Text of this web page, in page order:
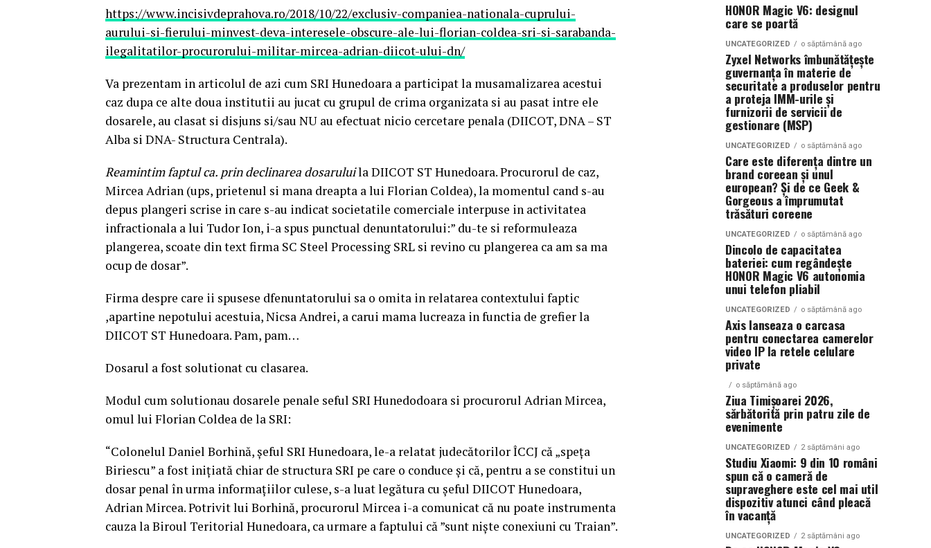
https://www.incisivdeprahova.ro/2018/10/22/exclusiv-companiea-nationala-cuprului-
aurului-si-fierului-minvest-deva-interesele-obscure-ale-lui-florian-coldea-sri-si-sarabanda-
ilegalitatilor-procurorului-militar-mircea-adrian-diicot-ului-dn/
Va prezentam in articolul de azi cum SRI Hunedoara a participat la musamalizarea acestui
caz dupa ce alte doua institutii au jucat cu grupul de crima organizata si au pasat intre ele
dosarele, au clasat si disjuns si/sau NU au efectuat nicio cercetare penala (DIICOT, DNA – ST
Alba si DNA- Structura Centrala).
Reamintim faptul ca. prin declinarea dosaruluila DIICOT ST Hunedoara. Procurorul de caz,
Mircea Adrian (ups, prietenul si mana dreapta a lui Florian Coldea), la momentul cand s-au
depus plangeri scrise in care s-au indicat societatile comerciale interpuse in activitatea
infractionala a lui Tudor Ion, i-a spus punctual denuntatorului:” du-te si reformuleaza
plangerea, scoate din text firma SC Steel Processing SRL si revino cu plangerea ca am sa ma
ocup de dosar”.
Firma despre care ii spusese dfenuntatorului sa o omita in relatarea contextului faptic
,apartine nepotului acestuia, Nicsa Andrei, a carui mama lucreaza in functia de grefier la
DIICOT ST Hunedoara. Pam, pam…
Dosarul a fost solutionat cu clasarea.
Modul cum solutionau dosarele penale seful SRI Hunedodoara si procurorul Adrian Mircea,
omul lui Florian Coldea de la SRI:
“Colonelul Daniel Borhină, șeful SRI Hunedoara, le-a relatat judecătorilor ÎCCJ că „speța
Biriescu” a fost inițiată chiar de structura SRI pe care o conduce și că, pentru a se constitui un
dosar penal în urma informațiilor culese, s-a luat legătura cu șeful DIICOT Hunedoara,
Adrian Mircea. Potrivit lui Borhină, procurorul Mircea i-a comunicat că nu poate instrumenta
cauza la Biroul Teritorial Hunedoara, ca urmare a faptului că ”sunt niște conexiuni cu Traian”.
HONOR Magic V6: designul
care se poartă
UNCATEGORIZED o săptămână ago
Zyxel Networks îmbunătățește
guvernanța în materie de
securitate a produselor pentru
a proteja IMM-urile și
furnizorii de servicii de
gestionare (MSP)
UNCATEGORIZED o săptămână ago
Care este diferența dintre un
brand coreean și unul
european? Și de ce Geek &
Gorgeous a împrumutat
trăsături coreene
UNCATEGORIZED o săptămână ago
Dincolo de capacitatea
bateriei: cum regândește
HONOR Magic V6 autonomia
unui telefon pliabil
UNCATEGORIZED o săptămână ago
Axis lanseaza o carcasa
pentru conectarea camerelor
video IP la retele celulare
private
o săptămână ago
Ziua Timișoarei 2026,
sărbătorită prin patru zile de
evenimente
UNCATEGORIZED 2 săptămâni ago
Studiu Xiaomi: 9 din 10 români
spun că o cameră de
supraveghere este cel mai util
dispozitiv atunci când pleacă
în vacanță
UNCATEGORIZED 2 săptămâni ago